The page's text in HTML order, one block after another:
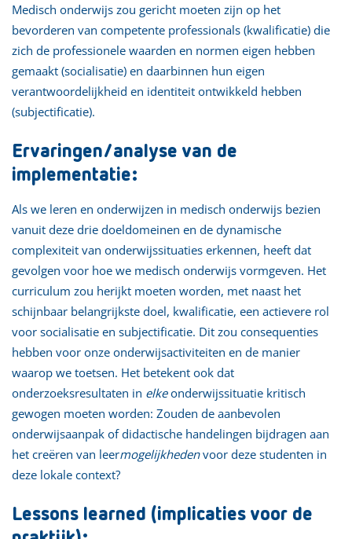
Medisch onderwijs zou gericht moeten zijn op het
bevorderen van competente professionals (kwalificatie) die
zich de professionele waarden en normen eigen hebben
gemaakt (socialisatie) en daarbinnen hun eigen
verantwoordelijkheid en identiteit ontwikkeld hebben
(subjectificatie).
Ervaringen/analyse van de
implementatie:
Als we leren en onderwijzen in medisch onderwijs bezien
vanuit deze drie doeldomeinen en de dynamische
complexiteit van onderwijssituaties erkennen, heeft dat
gevolgen voor hoe we medisch onderwijs vormgeven. Het
curriculum zou herijkt moeten worden, met naast het
schijnbaar belangrijkste doel, kwalificatie, een actievere rol
voor socialisatie en subjectificatie. Dit zou consequenties
hebben voor onze onderwijsactiviteiten en de manier
waarop we toetsen. Het betekent ook dat
onderzoeksresultaten in elkeonderwijssituatie kritisch
gewogen moeten worden: Zouden de aanbevolen
onderwijsaanpak of didactische handelingen bijdragen aan
het creëren van leermogelijkhedenvoor deze studenten in
deze lokale context?
Lessons learned (implicaties voor de